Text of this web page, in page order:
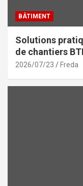
BÂTIMENT
Solutions
de chantiers
2026/07/23 Freda